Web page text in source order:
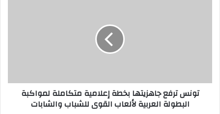
العربية
لألعابتونس ترفع جاهزيتها بخطة إعلامية متكاملة لمواكبة
البطولة العربية لألعاب القوى للشباب والشابات